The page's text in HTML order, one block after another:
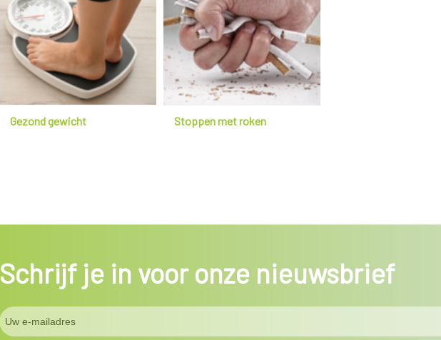
Gezond gewicht Stoppen met roken
Schrijf je in voor onze nieuwsbrief